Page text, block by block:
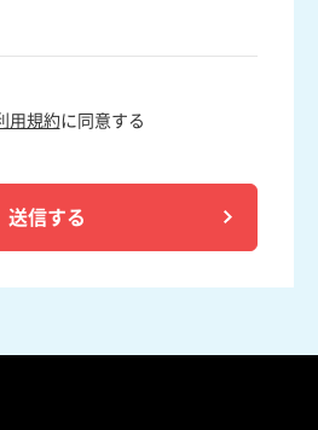
用規約に同意する
送信する